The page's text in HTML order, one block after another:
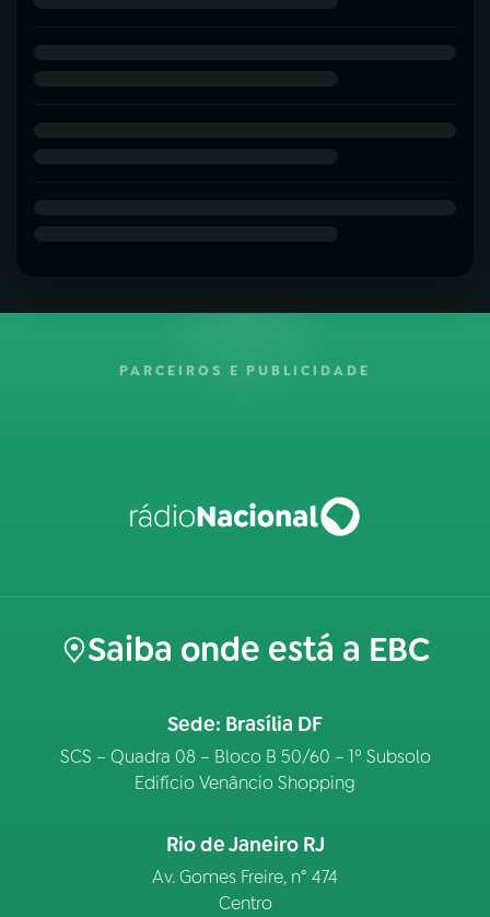
PARCEIROS E PUBLICIDADE
Saiba onde está a EBC
Sede: Brasília DF
SCS – Quadra 08 – Bloco B 50/60 – 1º Subsolo
Edifício Venâncio Shopping
Rio de Janeiro RJ
Av. Gomes Freire, n° 474
Centro